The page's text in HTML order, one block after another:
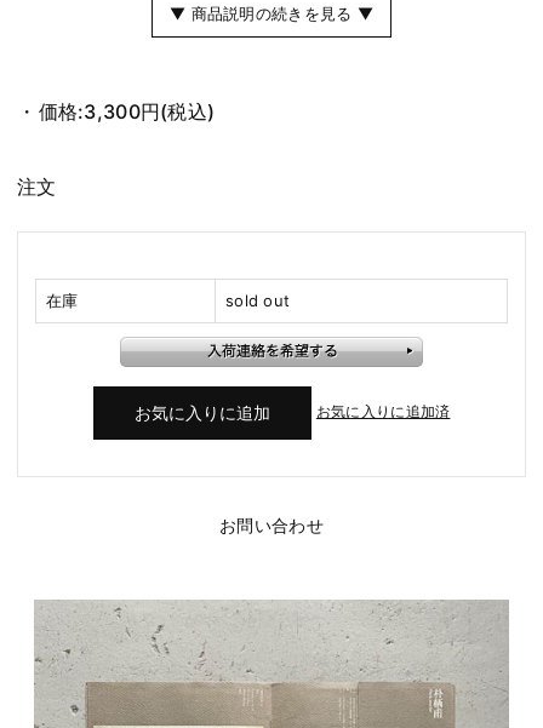
▼ 商品説明の続きを見る ▼
価格:3,300円(税込)
注文
在庫 sold out
お気に入りに追加済
お問い合わせ